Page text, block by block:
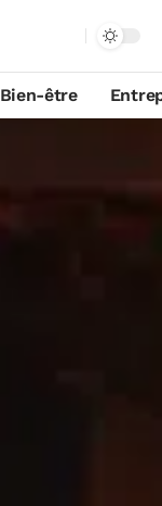
Bien-être